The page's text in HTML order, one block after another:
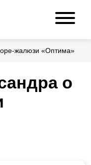
жалюзи «Оптима»
о